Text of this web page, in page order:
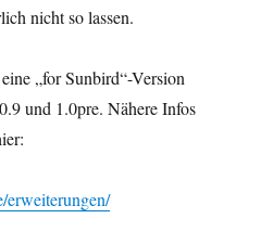
nicht so lassen.
„for Sunbird“-Version
und 1.0pre. Nähere Infos
erweiterungen/